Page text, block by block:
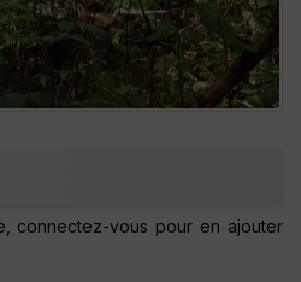
connectez-vous pour en ajouter